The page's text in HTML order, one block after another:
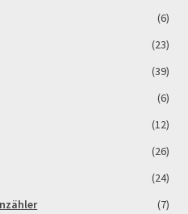
(6)
(23)
(39)
(6)
(12)
(26)
(24)
(7)